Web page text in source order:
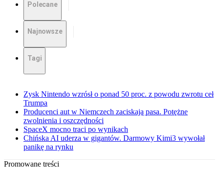
Polecane
Najnowsze
Tagi
Zysk Nintendo wzrósł o ponad 50 proc. z powodu zwrotu ceł
Trumpa
Producenci aut w Niemczech zaciskają pasa. Potężne
zwolnienia i oszczędności
SpaceX mocno traci po wynikach
Chińska AI uderza w gigantów. Darmowy Kimi3 wywołał
panikę na rynku
Promowane treści